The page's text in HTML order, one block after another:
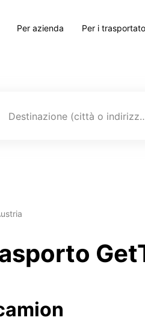
Per azienda Per i
Destinazione